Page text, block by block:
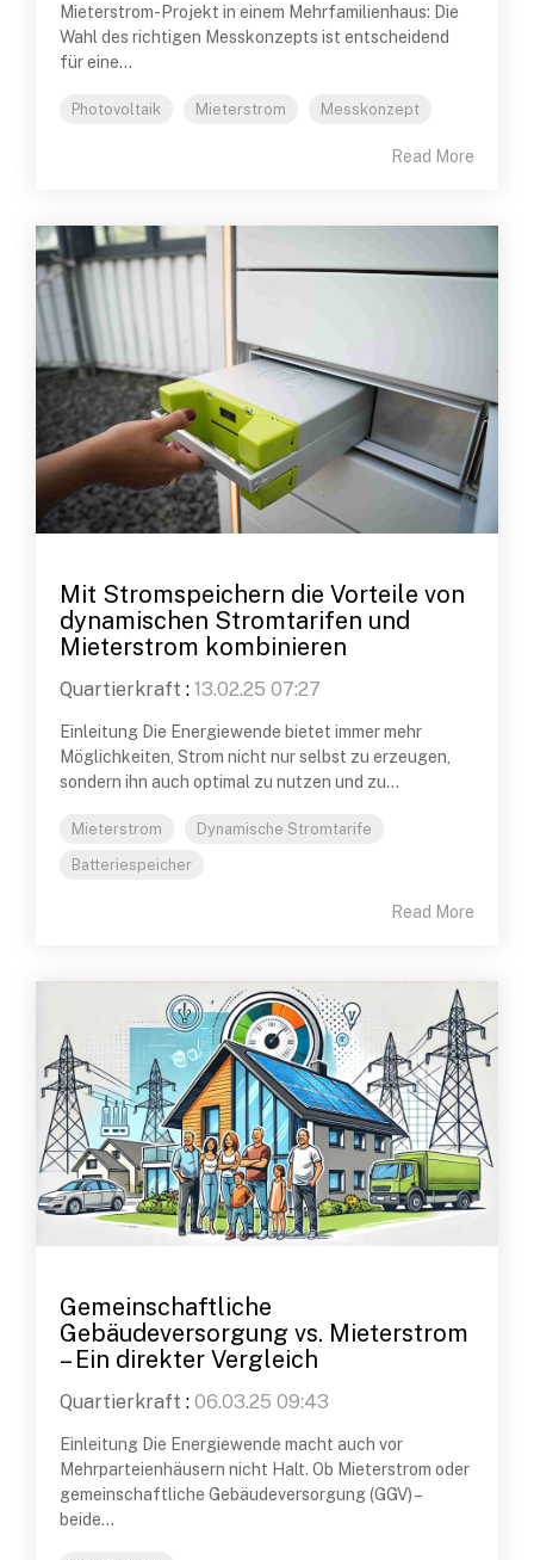
Mieterstrom-Projekt in einem Mehrfamilienhaus: Die
Wahl des richtigen Messkonzepts ist entscheidend
für eine...
Photovoltaik Mieterstrom Messkonzept
Read More
Mit Stromspeichern die Vorteile von
dynamischen Stromtarifen und
Mieterstrom kombinieren
Quartierkraft : 13.02.25 07:27
Einleitung Die Energiewende bietet immer mehr
Möglichkeiten, Strom nicht nur selbst zu erzeugen,
sondern ihn auch optimal zu nutzen und zu...
Mieterstrom
Dynamische Stromtarife
Batteriespeicher
Read More
Gemeinschaftliche
Gebäudeversorgung vs. Mieterstrom
– Ein direkter Vergleich
Quartierkraft : 06.03.25 09:43
Einleitung Die Energiewende macht auch vor
Mehrparteienhäusern nicht Halt. Ob Mieterstrom oder
gemeinschaftliche Gebäudeversorgung (GGV) –
beide...